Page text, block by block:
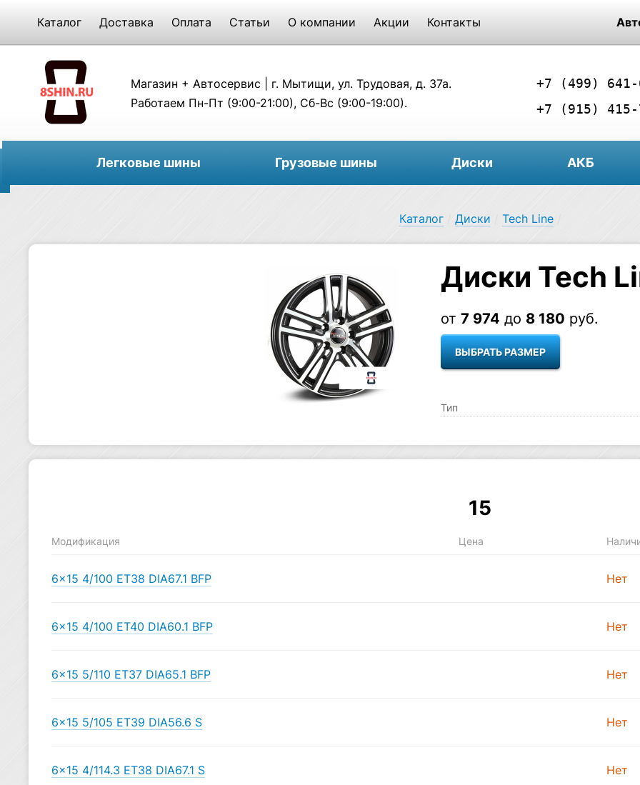
Каталог Доставка Оплата Статьи О компании Акции Контакты
Магазин + Автосервис | г. Мытищи, ул. Трудовая, д. 37а.
Работаем Пн-Пт (9:00-21:00), Сб-Вс (9:00-19:00).
+7 (499) 641-
+7 (915) 415-
Легковые шины Грузовые шины Диски АКБ
Каталог/ Диски Tech Line/
Диски Tech
от 7 974 до 8 180 руб.
ВЫБРАТЬ РАЗМЕР
Тип
15
Модификация Цена
6×15 4/100 ET38 DIA67.1 BFP Нет
6×15 4/100 ET40 DIA60.1 BFP Нет
6×15 5/110 ET37 DIA65.1 BFP Нет
6×15 5/105 ET39 DIA56.6 S Нет
6×15 4/114.3 ET38 DIA67.1 S Нет